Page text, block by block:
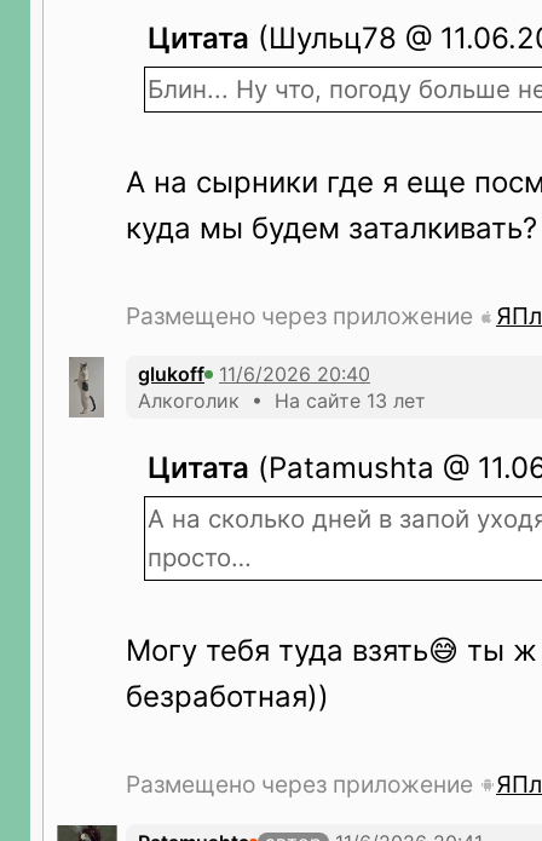
Цитата (Шульц78 @
Блин... Ну что, погоду больше
А на сырники где я еще
куда мы будем заталкивать?
Размещено через приложение
glukoff
Алкоголик • На сайте 13 лет
Цитата (Patamushta @
А на сколько дней в запой
просто…
Могу тебя туда взять😅 ты
безработная))
Размещено через приложение